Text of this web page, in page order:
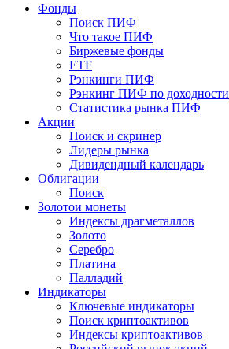
Фонды
Поиск ПИФ
Что такое ПИФ
Биржевые фонды
ETF
Рэнкинги ПИФ
Рэнкинг ПИФ по доходности
Статистика рынка ПИФ
Акции
Поиск и скринер
Лидеры рынка
Дивидендный календарь
Облигации
Поиск
Золотои монеты
Индексы драгметаллов
Золото
Серебро
Платина
Палладий
Индикаторы
Ключевые индикаторы
Поиск криптоактивов
Индексы криптоактивов